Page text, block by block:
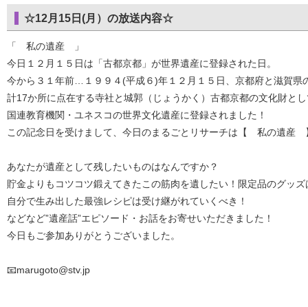
☆12月15日(月）の放送内容☆
「 私の遺産 」
今日１２月１５日は「古都京都」が世界遺産に登録された日。
今から３１年前…１９９４(平成６)年１２月１５日、京都府と滋賀県
計17か所に点在する寺社と城郭（じょうかく）古都京都の文化財とし
国連教育機関・ユネスコの世界文化遺産に登録されました！
この記念日を受けまして、今日のまるごとリサーチは【 私の遺産
あなたが遺産として残したいものはなんですか？
貯金よりもコツコツ鍛えてきたこの筋肉を遺したい！限定品のグッ
自分で生み出した最強レシピは受け継がれていくべき！
などなど”遺産話”エピソード・お話をお寄せいただきました！
今日もご参加ありがとうございました。
📧marugoto@stv.jp